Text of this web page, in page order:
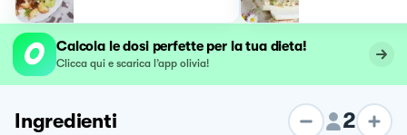
Calcola le dosi perfette per la tua dieta!
Clicca qui e scarica l’app olivia!
Ingredienti 2